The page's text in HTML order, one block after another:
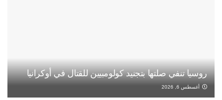
روسيا تنفي صلتها بتجنيد كولومبيين للقتال في أوكرانيا
أغسطس 6, 2026